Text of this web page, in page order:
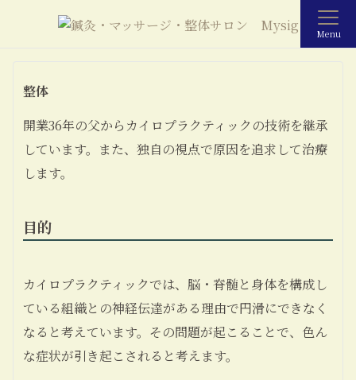
Menu
整体
開業36年の父からカイロプラクティックの技術を継承
しています。また、独自の視点で原因を追求して治療
します。
目的
カイロプラクティックでは、脳・脊髄と身体を構成し
ている組織との神経伝達がある理由で円滑にできなく
なると考えています。その問題が起こることで、色ん
な症状が引き起こされると考えます。